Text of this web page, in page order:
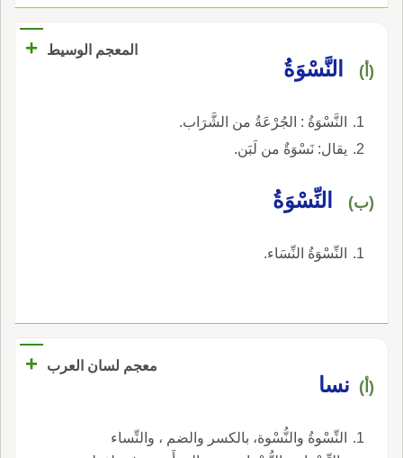
المعجم الوسيط +
(أ) النَّسْوَةُ
النَّسْوَةُ : الجُرْعَةُ من الشَّرَاب.
يقال: نَسْوَةٌ من لَبَن.
(ب) النِّسْوَةُ
النِّسْوَةُ النِّسَاء.
معجم لسان العرب +
(أ) نسا
النِّسْوةُ والنُّسْوة، بالكسر والضم ، والنِّساء